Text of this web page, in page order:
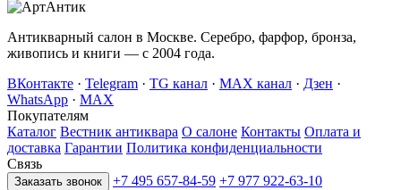
Антикварный салон в Москве. Серебро, фарфор, бронза,
живопись и книги — с 2004 года.
ВКонтакте · Telegram · TG канал · MAX канал · Дзен ·
WhatsApp · MAX
Покупателям
Каталог Вестник антиквара О салоне Контакты Оплата и
доставка Гарантии Политика конфиденциальности
Связь
Заказать звонок +7 495 657-84-59 +7 977 922-63-10